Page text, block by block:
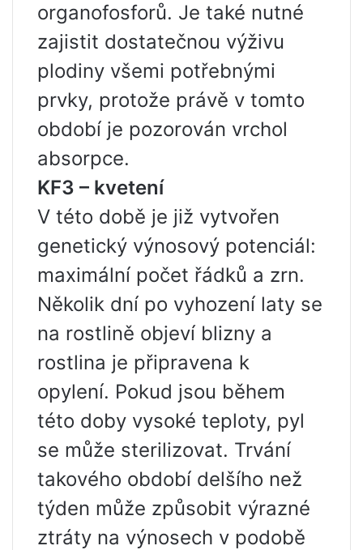
organofosforů. Je také nutné
zajistit dostatečnou výživu
plodiny všemi potřebnými
prvky, protože právě v tomto
období je pozorován vrchol
absorpce.
KF3 – kvetení
V této době je již vytvořen
genetický výnosový potenciál:
maximální počet řádků a zrn.
Několik dní po vyhození laty se
na rostlině objeví blizny a
rostlina je připravena k
opylení. Pokud jsou během
této doby vysoké teploty, pyl
se může sterilizovat. Trvání
takového období delšího než
týden může způsobit výrazné
ztráty na výnosech v podobě